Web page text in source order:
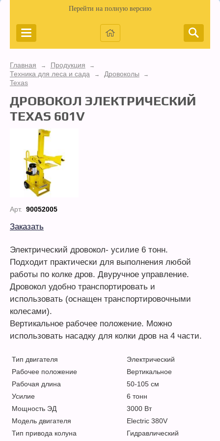
Перейти на полную версию
Главная → Продукция →
Техника для леса и сада → Дровоколы →
Texas
ДРОВОКОЛ ЭЛЕКТРИЧЕСКИЙ
TEXAS 601V
Арт. 90052005
Заказать
Электрический дровокол- усилие 6 тонн.
Подходит практически для выполнения любой
работы по колке дров. Двуручное управление.
Дровокол удобно транспортировать и
использовать (оснащен транспортировочными
колесами).
Вертикальное рабочее положение. Можно
использовать насадку для колки дров на 4 части.
Тип двигателя
Электрический
Рабочее положение
Вертикальное
Рабочая длина
50-105 см
Усилие
6 тонн
Мощность ЭД
3000 Вт
Модель двигателя
Electric 380V
Тип привода колуна
Гидравлический